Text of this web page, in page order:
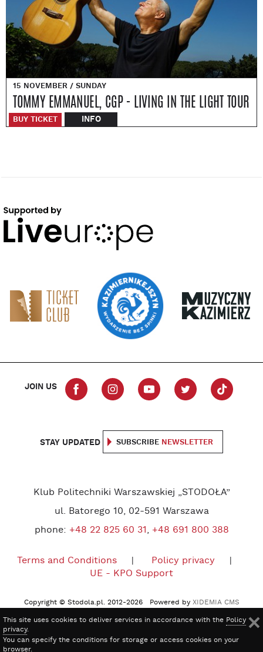
15 NOVEMBER / SUNDAY
TOMMY EMMANUEL, CGP - LIVING IN THE LIGHT TOUR
BUY TICKET INFO
JOIN US
STAY UPDATED SUBSCRIBE NEWSLETTER
Klub Politechniki Warszawskiej „STODOŁA”
ul. Batorego 10, 02-591 Warszawa
phone: +48 22 825 60 31, +48 691 800 388
Terms and Conditions
Policy privacy
UE - KPO Support
Copyright © Stodola.pl. 2012-2026 Powered by XIDEMIA CMS
This site uses cookies to deliver services in accordance with the Policy
privacy.
You can specify the conditions for storage or access cookies on your
browser.